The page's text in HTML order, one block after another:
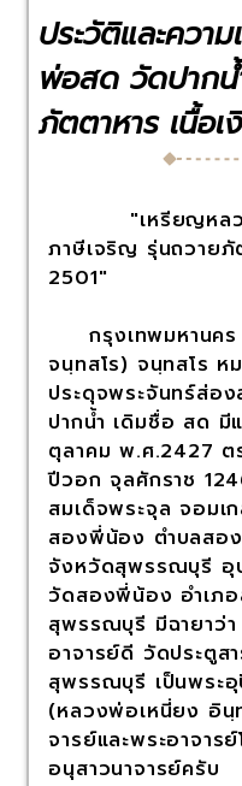
ประวัติและควา
พ่อสด วัดปาก
ภัตตาหาร เนื้อ
"เหรียญหลวง
ภาษีเจริญ รุ่นถวายภั
2501"
กรุงเทพมหานคร
จนฺทสโร) จนฺทสโร ห
ประดุจพระจันทร์ส่อ
ปากน้ำ เดิมชื่อ สด มี
ตุลาคม พ.ศ.2427 ต
ปีวอก จุลศักราช
สมเด็จพระจุล จอมเ
สองพี่น้อง ตำบลสอ
จังหวัดสุพรรณบุรี อุ
วัดสองพี่น้อง อำเภ
สุพรรณบุรี มีฉายาว่
อาจารย์ดี วัดประตูส
สุพรรณบุรี เป็นพระ
(หลวงพ่อเหนี่ยง อินฺ
จารย์และพระอาจา
อนุสาวนาจารย์ครับ